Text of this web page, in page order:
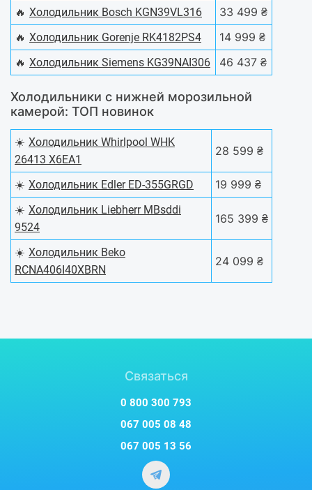
🔥 Холодильник Bosch KGN39VL316
33 499 ₴
🔥 Холодильник Gorenje RK4182PS4
14 999 ₴
🔥 Холодильник Siemens KG39NAI306 46 437 ₴
Холодильники с нижней морозильной
камерой: ТОП новинок
☀️ Холодильник Whirlpool WHK
26413 X6EA1
28 599 ₴
☀️ Холодильник Edler ED-355GRGD
19 999 ₴
☀️ Холодильник Liebherr MBsddi
9524
165 399 ₴
☀️ Холодильник Beko
RCNA406I40XBRN
24 099 ₴
Связаться
0 800 300 793
067 005 08 48
067 005 13 56